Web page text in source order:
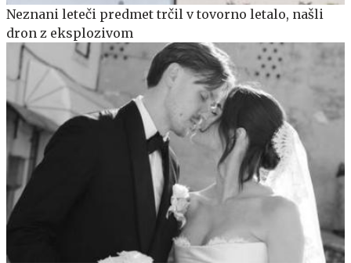
Neznani leteči predmet trčil v tovorno letalo, našli
dron z eksplozivom